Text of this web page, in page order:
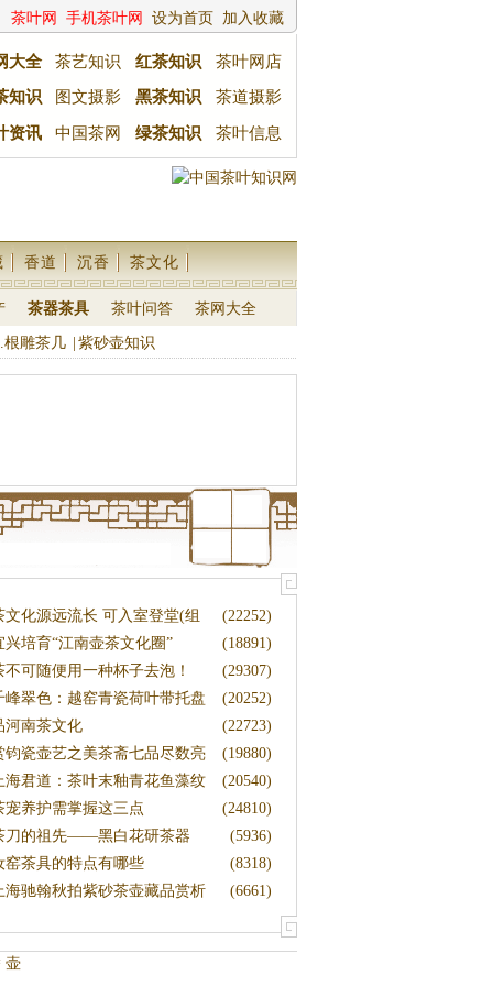
茶叶网 手机茶叶网 设为首页 加入收藏
大全 茶艺知识 红茶知识
茶叶网店
知识
图文摄影 黑茶知识 茶道摄影
资讯 中国茶网 绿茶知识 茶叶信息
香道 沉香 茶文化
茶器茶具 茶叶问答 茶网大全
根雕茶几 紫砂壶知识
(22252)
文化源远流长 可入室登堂(组
)
(18891)
兴培育“江南壶茶文化圈”
(29307)
不可随便用一种杯子去泡！
(20252)
峰翠色：越窑青瓷荷叶带托盘
(22723)
河南茶文化
(19880)
钧瓷壶艺之美茶斋七品尽数亮
(20540)
海君道：茶叶末釉青花鱼藻纹
瓶
(24810)
宠养护需掌握这三点
(5936)
刀的祖先——黑白花研茶器
(8318)
窑茶具的特点有哪些
(6661)
海驰翰秋拍紫砂茶壶藏品赏析